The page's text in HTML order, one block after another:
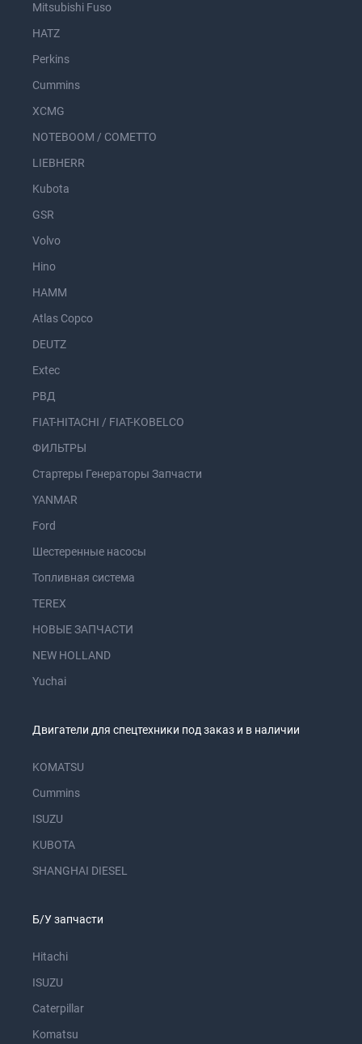
Mitsubishi Fuso
HATZ
Perkins
Cummins
XCMG
NOTEBOOM / COMETTO
LIEBHERR
Kubota
GSR
Volvo
Hino
HAMM
Atlas Copco
DEUTZ
Extec
РВД
FIAT-HITACHI / FIAT-KOBELCO
ФИЛЬТРЫ
Стартеры Генераторы Запчасти
YANMAR
Ford
Шестеренные насосы
Топливная система
TEREX
НОВЫЕ ЗАПЧАСТИ
NEW HOLLAND
Yuchai
Двигатели для спецтехники под заказ и в наличии
KOMATSU
Cummins
ISUZU
KUBOTA
SHANGHAI DIESEL
Б/У запчасти
Hitachi
ISUZU
Caterpillar
Komatsu